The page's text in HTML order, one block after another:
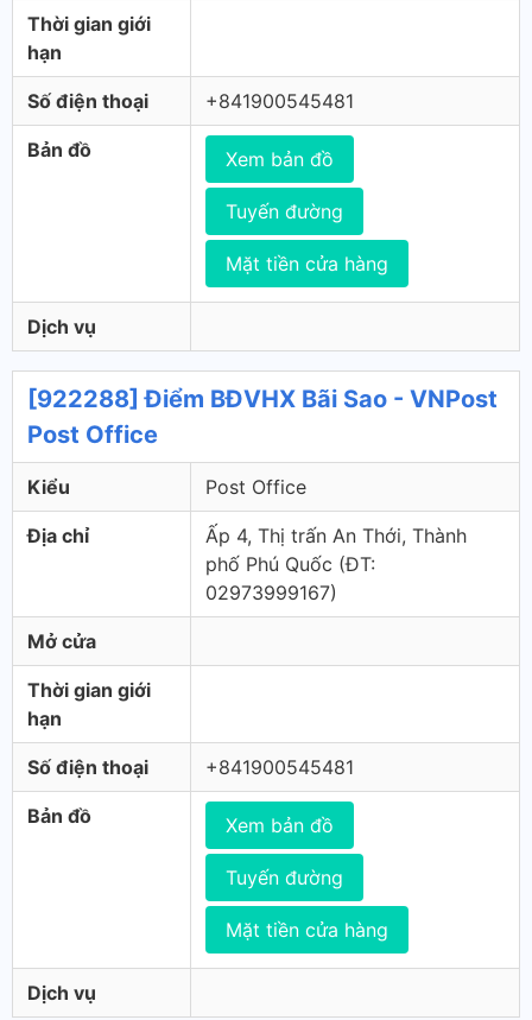
Thời gian giới
hạn
Số điện thoại +841900545481
Bản đồ Xem bản đồ
Tuyến đường
Mặt tiền cửa hàng
Dịch vụ
[922288] Điểm BĐVHX Bãi Sao - VNPost
Post Office
Kiểu Post Office
Địa chỉ
Ấp 4, Thị trấn An Thới, Thành
phố Phú Quốc (ÐT:
02973999167)
Mở cửa
Thời gian giới
hạn
Số điện thoại +841900545481
Bản đồ Xem bản đồ
Tuyến đường
Mặt tiền cửa hàng
Dịch vụ